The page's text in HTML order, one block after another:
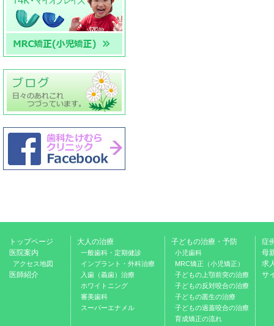
トップページ
医院案内
アクセス地図
医師紹介
大人の治療
一般歯科・定期健診
インプラント・外科治療
入歯（義歯）治療
ホワイトニング
審美歯科
スーパーエナメル
子どもの治療・予防
小児歯科
MRC矯正（小児矯正）
子どもの上顎前突の治療
子どもの反対咬合の治療
子どもの叢生の治療
子どもの過蓋咬合の治療
育成矯正の流れ
症
母
求
サ